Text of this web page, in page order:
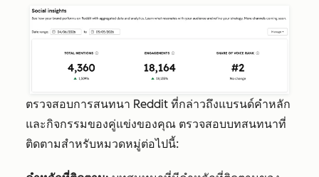
ตรวจสอบการสนทนา Reddit ที่กล่าวถึงแบรนด์คำหลัก
และกิจกรรมของคู่แข่งของคุณ ตรวจสอบบทสนทนาที่
ติดตามสำหรับหมวดหมู่ต่อไปนี้: